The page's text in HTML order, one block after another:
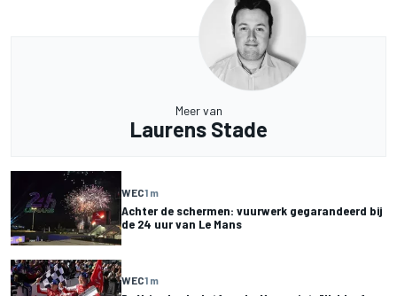
Meer van
Laurens Stade
WEC1 m
Achter de schermen: vuurwerk gegarandeerd bij
de 24 uur van Le Mans
WEC1 m